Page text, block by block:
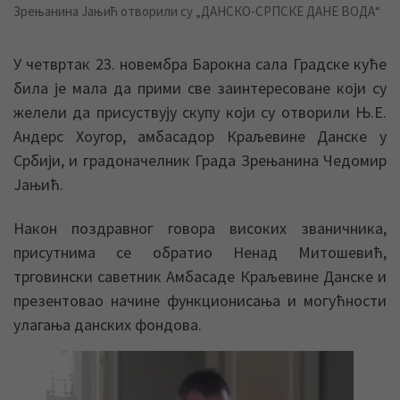
Зрењанина Јањић отворили су „ДАНСКО-СРПСКЕ ДАНЕ ВОДА“
У четвртак 23. новембра Барокна сала Градске куће
била је мала да прими све заинтересоване који су
желели да присуствују скупу који су отворили Њ.Е.
Андерс Хоугор, амбасадор Краљевине Данске у
Србији, и градоначелник Града Зрењанина Чедомир
Јањић.
Након поздравног говора високих званичника,
присутнима се обратио Ненад Митошевић,
трговински саветник Амбасаде Краљевине Данске и
презентовао начине функционисања и могућности
улагања данских фондова.